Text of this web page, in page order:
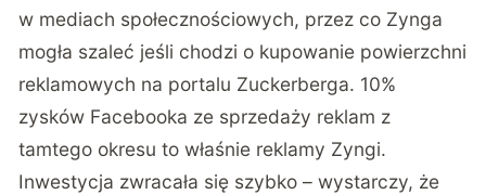
w mediach społecznościowych, przez co Zynga
mogła szaleć jeśli chodzi o kupowanie powierzchni
reklamowych na portalu Zuckerberga. 10%
zysków Facebooka ze sprzedaży reklam z
tamtego okresu to właśnie reklamy Zyngi.
Inwestycja zwracała się szybko – wystarczy, że